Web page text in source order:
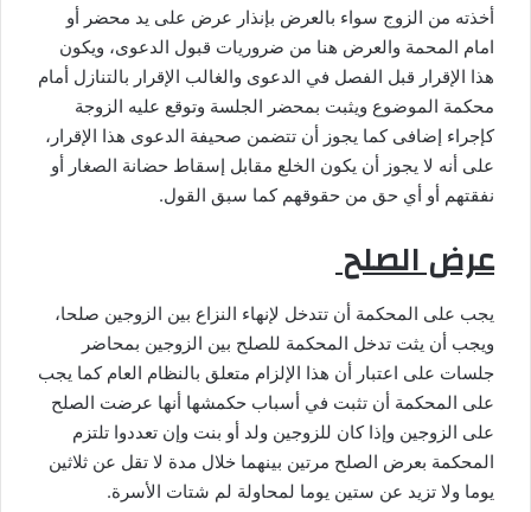
أخذته من الزوج سواء بالعرض بإنذار عرض على يد محضر أو
امام المحمة والعرض هنا من ضروريات قبول الدعوى، ويكون
هذا الإقرار قبل الفصل في الدعوى والغالب الإقرار بالتنازل أمام
محكمة الموضوع ويثبت بمحضر الجلسة وتوقع عليه الزوجة
كإجراء إضافى كما يجوز أن تتضمن صحيفة الدعوى هذا الإقرار،
على أنه لا يجوز أن يكون الخلع مقابل إسقاط حضانة الصغار أو
نفقتهم أو أي حق من حقوقهم كما سبق القول.
عرض الصلح
يجب على المحكمة أن تتدخل لإنهاء النزاع بين الزوجين صلحا،
ويجب أن يثت تدخل المحكمة للصلح بين الزوجين بمحاضر
جلسات على اعتبار أن هذا الإلزام متعلق بالنظام العام كما يجب
على المحكمة أن تثبت في أسباب حكمشها أنها عرضت الصلح
على الزوجين وإذا كان للزوجين ولد أو بنت وإن تعددوا تلتزم
المحكمة بعرض الصلح مرتين بينهما خلال مدة لا تقل عن ثلاثين
يوما ولا تزيد عن ستين يوما لمحاولة لم شتات الأسرة.